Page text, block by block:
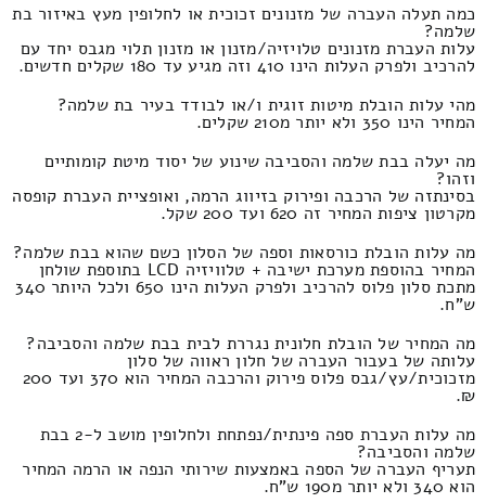
כמה תעלה העברה של מזנונים זכוכית או לחלופין מעץ באיזור בת
שלמה?
עלות העברת מזנונים טלויזיה/מזנון או מזנון תלוי מגבס יחד עם
להרכיב ולפרק העלות הינו 410 וזה מגיע עד 180 שקלים חדשים.
מהי עלות הובלת מיטות זוגית ו/או לבודד בעיר בת שלמה?
המחיר הינו 350 ולא יותר מ210 שקלים.
מה יעלה בבת שלמה והסביבה שינוע של יסוד מיטת קומותיים
וזהו?
בסינתזה של הרכבה ופירוק בזיווג הרמה, ואופציית העברת קופסה
מקרטון ציפות המחיר זה 620 ועד 200 שקל.
מה עלות הובלת כורסאות וספה של הסלון כשם שהוא בבת שלמה?
המחיר בהוספת מערכת ישיבה + טלוויזיה LCD בתוספת שולחן
מתכת סלון פלוס להרכיב ולפרק העלות הינו 650 ולכל היותר 340
ש"ח.
מה המחיר של הובלת חלונית נגררת לבית בבת שלמה והסביבה?
עלותה של בעבור העברה של חלון ראווה של סלון
מזכוכית/עץ/גבס פלוס פירוק והרכבה המחיר הוא 370 ועד 200
₪.
מה עלות העברת ספה פינתית/נפתחת ולחלופין מושב ל-2 בבת
שלמה והסביבה?
תעריף העברה של הספה באמצעות שירותי הנפה או הרמה המחיר
הוא 340 ולא יותר מ190 ש"ח.